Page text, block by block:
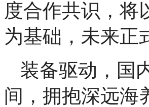
度合作共识，将
为基础，未来正
装备驱动，国
间，拥抱深远海